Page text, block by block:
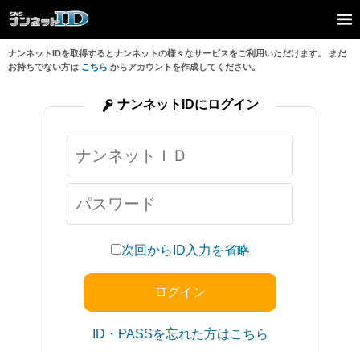
ナンネットIDを取得するとナンネットの様々なサービスをご利用いただけます。 まだ
お持ちでない方は こちら からアカウントを作成してください。
次回からID入力を省略
ID・PASSを忘れた方はこちら
ナンネットIDにログイン